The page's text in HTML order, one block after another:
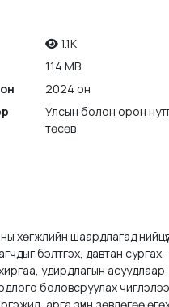
1.1K
1.14 MB
2024 он
Улсын болон орон
төсөв
хөгжлийн шаардлагад
бэлтгэх, давтан сургах,
удирдлагын асуудлаар
боловсруулах